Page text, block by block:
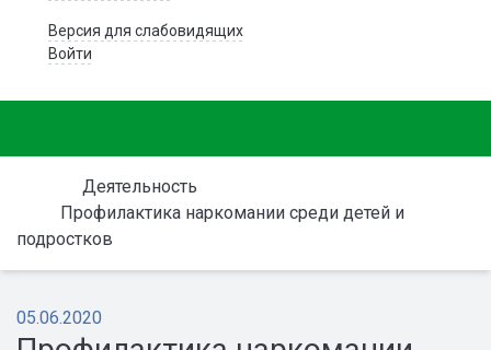
Версия для слабовидящих
Войти
Деятельность
Профилактика наркомании среди детей и
подростков
05.06.2020